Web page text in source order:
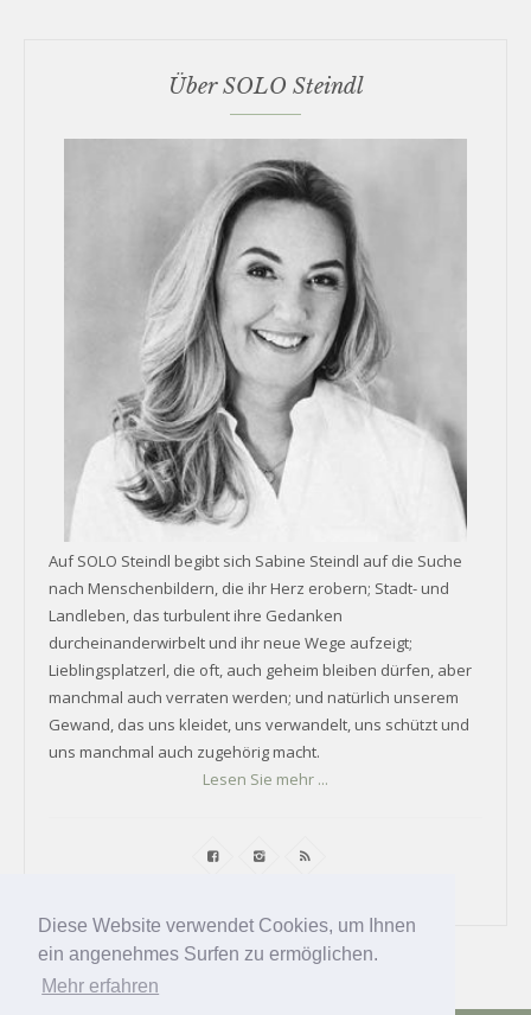
Diese Website verwendet Cookies, um Ihnen
ein angenehmes Surfen zu ermöglichen.
Mehr erfahren
Über SOLO Steindl
Auf SOLO Steindl begibt sich Sabine Steindl auf die Suche
nach Menschenbildern, die ihr Herz erobern; Stadt- und
Landleben, das turbulent ihre Gedanken
durcheinanderwirbelt und ihr neue Wege aufzeigt;
Lieblingsplatzerl, die oft, auch geheim bleiben dürfen, aber
manchmal auch verraten werden; und natürlich unserem
Gewand, das uns kleidet, uns verwandelt, uns schützt und
uns manchmal auch zugehörig macht.
Lesen Sie mehr ...